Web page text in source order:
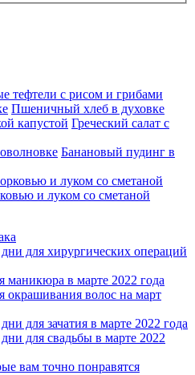
тефтели с рисом и грибами
Пшеничный хлеб в духовке
Греческий салат с
Банановый пудинг в
и луком со сметаной
для хирургических операций
маникюра в марте 2022 года
окрашивания волос на март
для зачатия в марте 2022 года
для свадьбы в марте 2022
вам точно понравятся